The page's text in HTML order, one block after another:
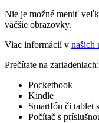
Nie je možné meniť
väčšie obrazovky.
Viac informácií v našich
Prečítate na zariadeniach:
Pocketbook
Kindle
Smartfón či tablet
Počítač s